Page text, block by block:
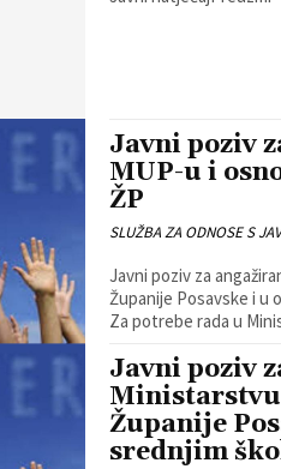
Javni poziv
MUP-u i
ŽP
SLUŽBA ZA ODNOSE S
Javni poziv za
Županije Posavske i u
Za potrebe rada u
Javni poziv
Županije
srednjim